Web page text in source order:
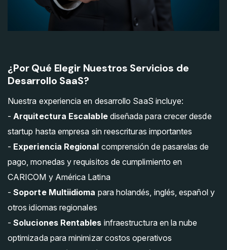
¿Por Qué Elegir Nuestros Servicios de
Desarrollo SaaS?
Nuestra experiencia en desarrollo SaaS incluye:
-Arquitectura Escalablediseñada para crecer desde
startup hasta empresa sin reescrituras importantes
- Experiencia Regional comprensión de pasarelas de
pago, monedas y requisitos de cumplimiento en
CARICOM y América Latina
-Soporte Multiidioma para holandés, inglés, español y
otros idiomas regionales
-Soluciones Rentables infraestructura en la nube
optimizada para minimizar costos operativos